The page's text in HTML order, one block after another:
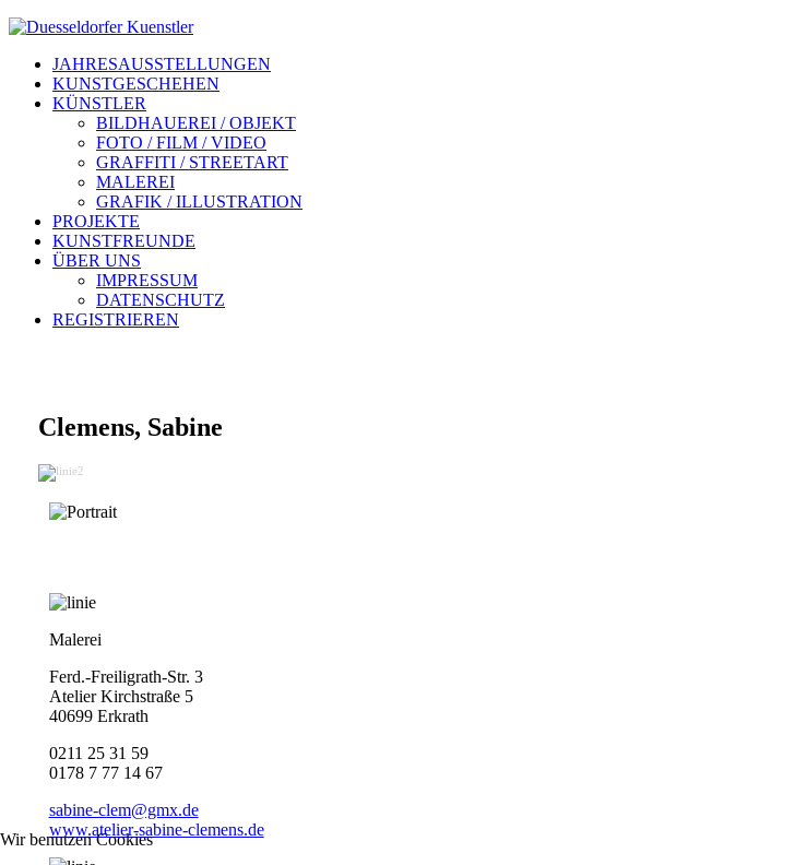
JAHRESAUSSTELLUNGEN
KUNSTGESCHEHEN
KÜNSTLER
BILDHAUEREI / OBJEKT
FOTO / FILM / VIDEO
GRAFFITI / STREETART
MALEREI
GRAFIK / ILLUSTRATION
PROJEKTE
KUNSTFREUNDE
ÜBER UNS
IMPRESSUM
DATENSCHUTZ
REGISTRIEREN
Clemens, Sabine
Malerei
Ferd.-Freiligrath-Str. 3
Atelier Kirchstraße 5
40699 Erkrath
0211 25 31 59
0178 7 77 14 67
sabine-clem@gmx.de
www.atelier-sabine-clemens.de
Wir benutzen Cookies